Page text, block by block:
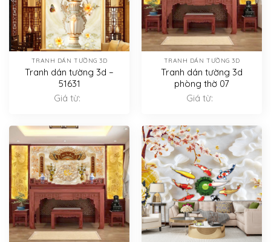
TRANH DÁN TƯỜNG 3D
Tranh dán tường 3d –
51631
Giá từ:
TRANH DÁN TƯỜNG 3D
Tranh dán tường 3d
phòng thờ 07
Giá từ: